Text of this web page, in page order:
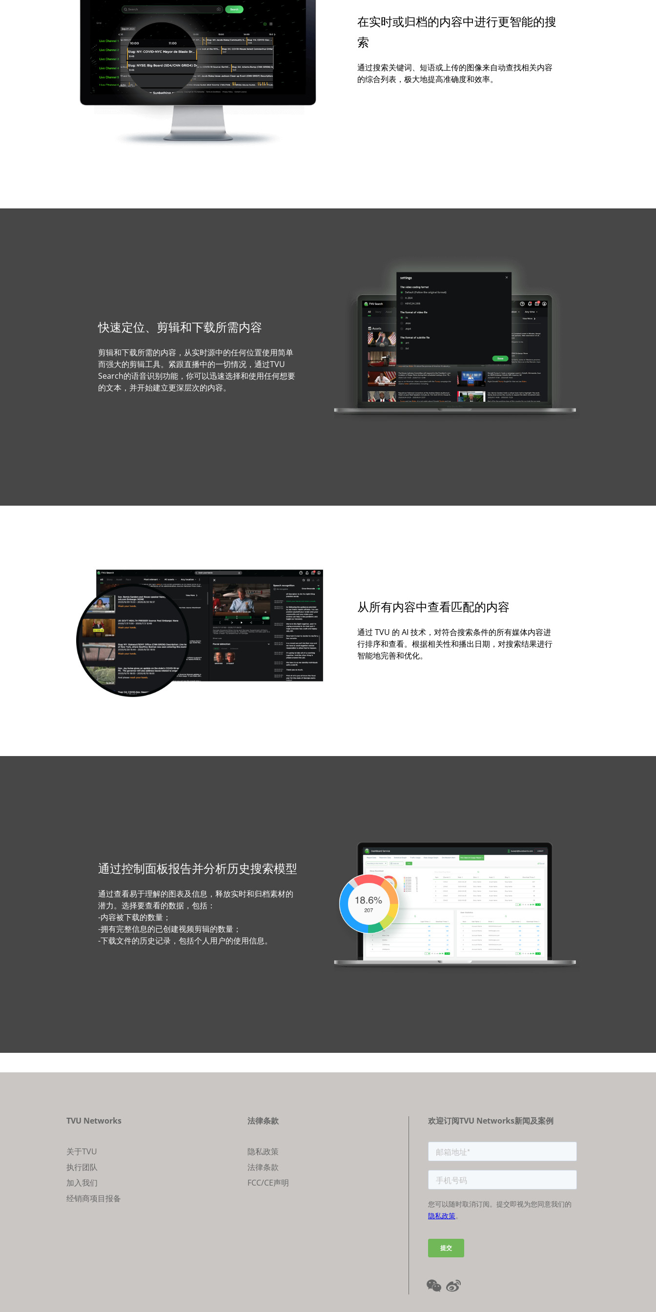
在实时或归档的内容中进行更智能的搜
索
通过搜索关键词、短语或上传的图像来自动查找相关内容
的综合列表，极大地提高准确度和效率。
快速定位、剪辑和下载所需内容
剪辑和下载所需的内容，从实时源中的任何位置使用简单
而强大的剪辑工具。紧跟直播中的一切情况，通过TVU
Search的语音识别功能，你可以迅速选择和使用任何想要
的文本，并开始建立更深层次的内容。
从所有内容中查看匹配的内容
通过 TVU 的 AI 技术，对符合搜索条件的所有媒体内容进
行排序和查看。根据相关性和播出日期，对搜索结果进行
智能地完善和优化。
通过控制面板报告并分析历史搜索模型
通过查看易于理解的图表及信息，释放实时和归档素材的
潜力。选择要查看的数据，包括：
-内容被下载的数量；
-拥有完整信息的已创建视频剪辑的数量；
-下载文件的历史记录，包括个人用户的使用信息。
TVU Networks
关于TVU
执行团队
加入我们
经销商项目报备
法律条款
隐私政策
法律条款
FCC/CE声明
欢迎订阅TVU Networks新闻及案例